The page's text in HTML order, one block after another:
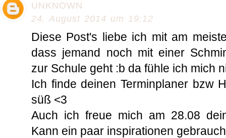
UNKNOWN
24. August 2014 um 19:12
Diese Post's liebe ich mit am
dass jemand noch mit einer
zur Schule geht :b da fühle ich mich
Ich finde deinen Terminplaner bzw
süß <3
Auch ich freue mich am 28.08
Kann ein paar inspirationen